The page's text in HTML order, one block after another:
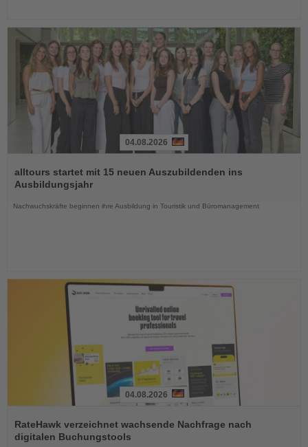
Sie
die
04.08.2026
alltours startet mit 15 neuen Auszubildenden ins
Ausbildungsjahr
Nachwuchskräfte beginnen ihre Ausbildung in Touristik und Büromanagement
Sie
die
04.08.2026
RateHawk verzeichnet wachsende Nachfrage nach
digitalen Buchungstools